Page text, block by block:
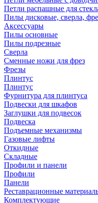
Петли распашные для
Пилы дисковые, сверла,
Аксессуары
Пилы основные
Пилы подрезные
Сверла
Сменные ножи для фрез
Фрезы
Плинтус
Плинтус
Фурнитура для плинтуса
Подвески для шкафов
Заглушки для подвесок
Подвеска
Подъемные механизмы
Газовые лифты
Откидные
Складные
Профили и панели
Профили
Панели
Реставрационные
Комплектующие